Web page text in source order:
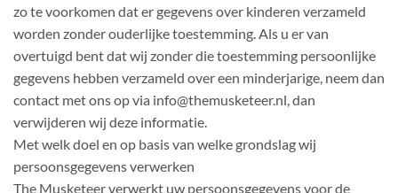
zo te voorkomen dat er gegevens over kinderen verzameld
worden zonder ouderlijke toestemming. Als u er van
overtuigd bent dat wij zonder die toestemming persoonlijke
gegevens hebben verzameld over een minderjarige, neem dan
contact met ons op via info@themusketeer.nl, dan
verwijderen wij deze informatie.
Met welk doel en op basis van welke grondslag wij
persoonsgegevens verwerken
The Musketeer verwerkt uw persoonsgegevens voor de